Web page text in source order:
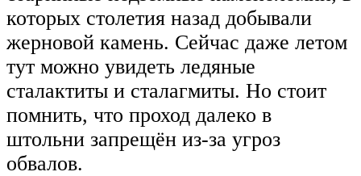
которых столетия назад добывали
жерновой камень. Сейчас даже летом
тут можно увидеть ледяные
сталактиты и сталагмиты. Но стоит
помнить, что проход далеко в
штольни запрещён из-за угроз
обвалов.